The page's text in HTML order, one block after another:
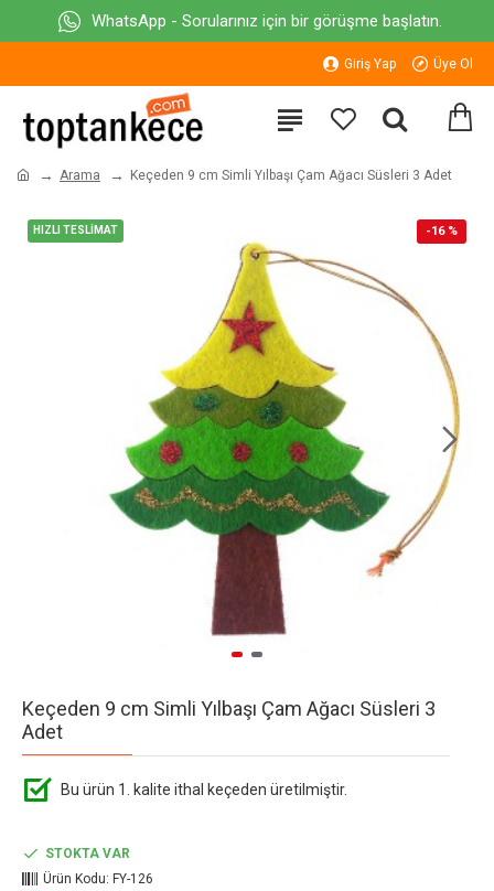
WhatsApp - Sorularınız için bir görüşme başlatın.
Giriş Yap Üye Ol
Arama Keçeden 9 cm Simli Yılbaşı Çam Ağacı Süsleri 3 Adet
HIZLI TESLİMAT -16 %
Keçeden 9 cm Simli Yılbaşı Çam Ağacı Süsleri 3
Adet
Bu ürün 1. kalite ithal keçeden üretilmiştir.
STOKTA VAR
Ürün Kodu: FY-126